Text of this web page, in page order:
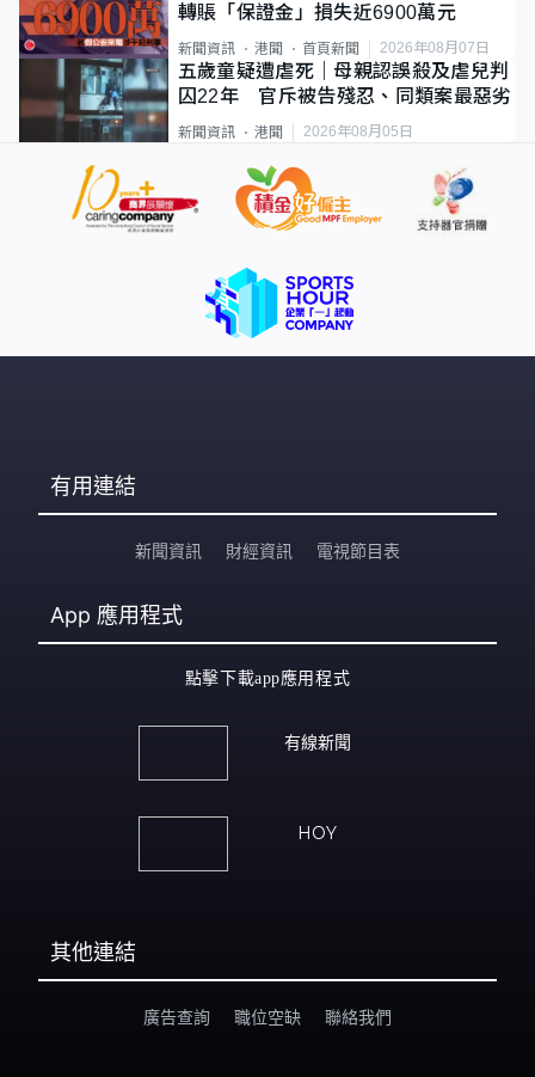
轉賬「保證金」損失近6900萬元
新聞資訊 港聞 首頁新聞 2026年08月07日
五歲童疑遭虐死｜母親認誤殺及虐兒判
囚22年 官斥被告殘忍、同類案最惡劣
新聞資訊 港聞 2026年08月05日
有用連結
新聞資訊 財經資訊 電視節目表
App 應用程式
點擊下載app應用程式
有線新聞
HOY
其他連結
廣告查詢 職位空缺 聯絡我們